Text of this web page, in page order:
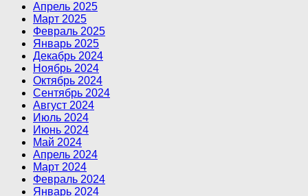
Апрель 2025
Март 2025
Февраль 2025
Январь 2025
Декабрь 2024
Ноябрь 2024
Октябрь 2024
Сентябрь 2024
Август 2024
Июль 2024
Июнь 2024
Май 2024
Апрель 2024
Март 2024
Февраль 2024
Январь 2024